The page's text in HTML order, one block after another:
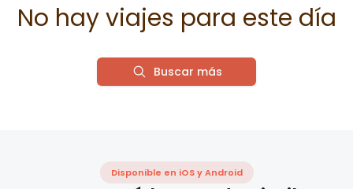
No hay viajes para este día
Buscar más
Disponible en iOS y Android